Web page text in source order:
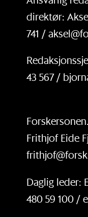
direktør:
741 /
43 567 /
Frithjof Eide
Daglig leder:
480 59 100 /